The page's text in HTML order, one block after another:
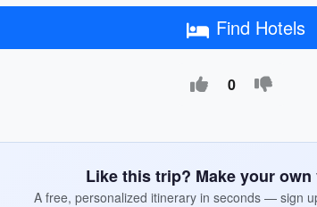
Find Hotels
0
Like this trip? Make your own
A free, personalized itinerary in seconds — sign